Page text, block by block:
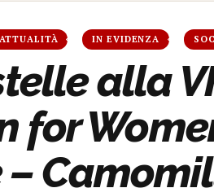
ATTUALITÀ IN EVIDENZA
alla
for
–